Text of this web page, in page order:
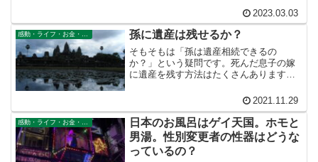
ライラしたり、投げ出したりする人がい
ますが、英語というのは習得途中が面白
いんですよ。だって習得しちゃったら、
それは母国語と同じで、何の刺激もない
ってことだもの。
2023.03.03
感動・ライフ・お金・仕事 孫に遺産は残せるか？
そもそもは「孫は遺産相続できるの
か？」という疑問です。死んだ息子の嫁
に遺産を残す方法はたくさんあります。
できますが、代襲相続を使えばもっと直
2021.11.29
日本のお風呂はゲイ天国。ホモと
男湯。性別変更者の性器はどうな
っているの？